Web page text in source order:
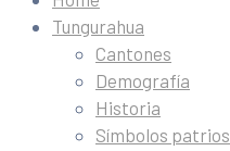
Tungurahua
Cantones
Demografía
Historia
Símbolos patrios